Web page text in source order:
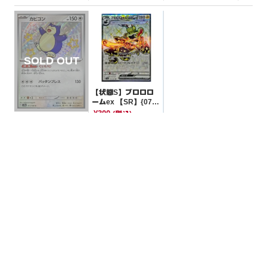
【状態S】ブロロロ
ームex 【SR】{078/
064}[SV6a]
¥300 (税込)